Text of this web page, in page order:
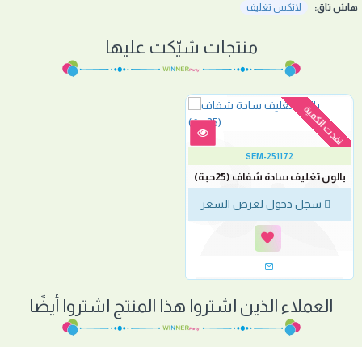
هاش تاق: لاتكس تغليف
منتجات شيّكت عليها
نفدت الكمية
SEM-251172
بالون تغليف سادة شفاف (25حبة)
سجل دخول لعرض السعر
العملاء الذين اشتروا هذا المنتج اشتروا أيضًا